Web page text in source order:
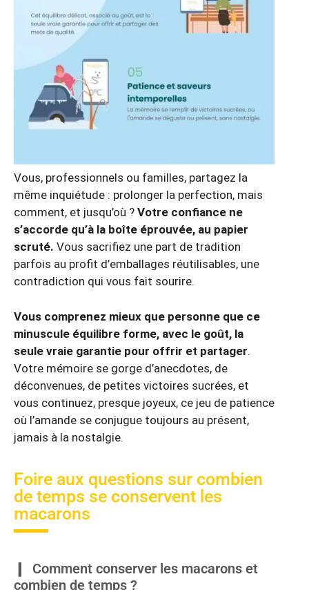
Vous, professionnels ou familles, partagez la
même inquiétude : prolonger la perfection, mais
comment, et jusqu’où ? Votre confiance ne
s’accorde qu’à la boîte éprouvée, au papier
scruté. Vous sacrifiez une part de tradition
parfois au profit d’emballages réutilisables, une
contradiction qui vous fait sourire.
Vous comprenez mieux que personne que ce
minuscule équilibre forme, avec le goût, la
seule vraie garantie pour offrir et partager.
Votre mémoire se gorge d’anecdotes, de
déconvenues, de petites victoires sucrées, et
vous continuez, presque joyeux, ce jeu de patience
où l’amande se conjugue toujours au présent,
jamais à la nostalgie.
Foire aux questions sur combien
de temps se conservent les
macarons
Comment conserver les macarons et
combien de temps ?